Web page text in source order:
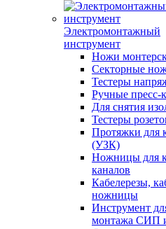
Электромонтажный
инструмент
Ножи
Секторные
Тестеры
Ручные пресс-
Для снятия
Тестеры
Протяжки для
(УЗК)
Ножницы для
каналов
Кабелерезы,
ножницы
Инструмент
монтажа СИП